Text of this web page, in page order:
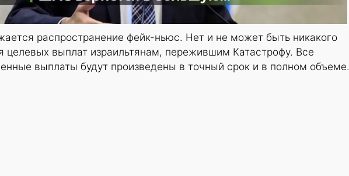
распространение фейк-ньюс. Нет и не может быть никакого
целевых выплат израильтянам, пережившим Катастрофу. Все
выплаты будут произведены в точный срок и в полном объеме.